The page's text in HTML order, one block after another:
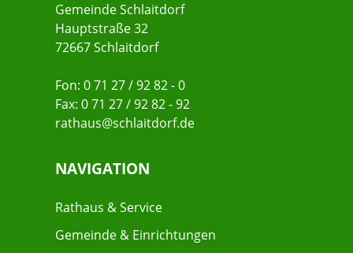
Gemeinde Schlaitdorf
Hauptstraße 32
72667 Schlaitdorf
Fon: 0 71 27 / 92 82 - 0
Fax: 0 71 27 / 92 82 - 92
rathaus@schlaitdorf.de
NAVIGATION
Rathaus & Service
Gemeinde & Einrichtungen